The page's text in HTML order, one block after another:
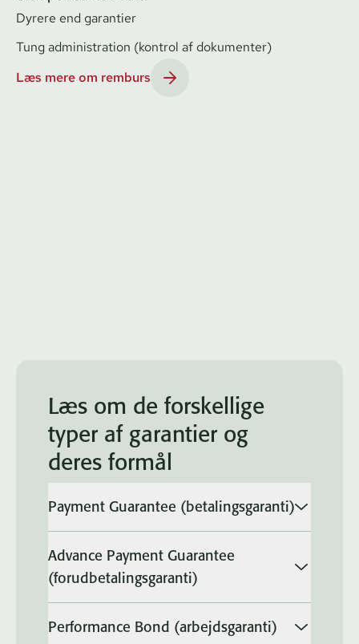
Dyrere end garantier
Tung administration (kontrol af dokumenter)
Læs mere om remburs
Læs om de forskellige
typer af garantier og
deres formål
Payment Guarantee (betalingsgaranti)
Advance Payment Guarantee
(forudbetalingsgaranti)
Performance Bond (arbejdsgaranti)